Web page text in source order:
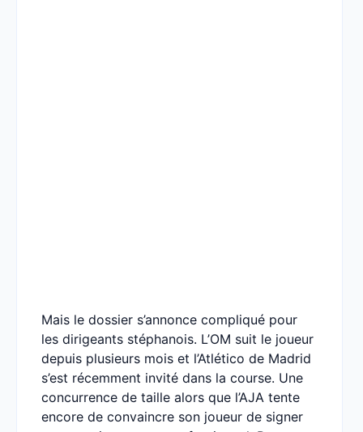
Mais le dossier s’annonce compliqué pour
les dirigeants stéphanois. L’OM suit le joueur
depuis plusieurs mois et l’Atlético de Madrid
s’est récemment invité dans la course. Une
concurrence de taille alors que l’AJA tente
encore de convaincre son joueur de signer